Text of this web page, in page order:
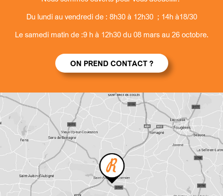
Du lundi au vendredi de : 8h30 à 12h30 ; 14h à18/30
Le samedi matin de :9 h à 12h30 du 08 mars au 26 octobre.
ON PREND CONTACT ?